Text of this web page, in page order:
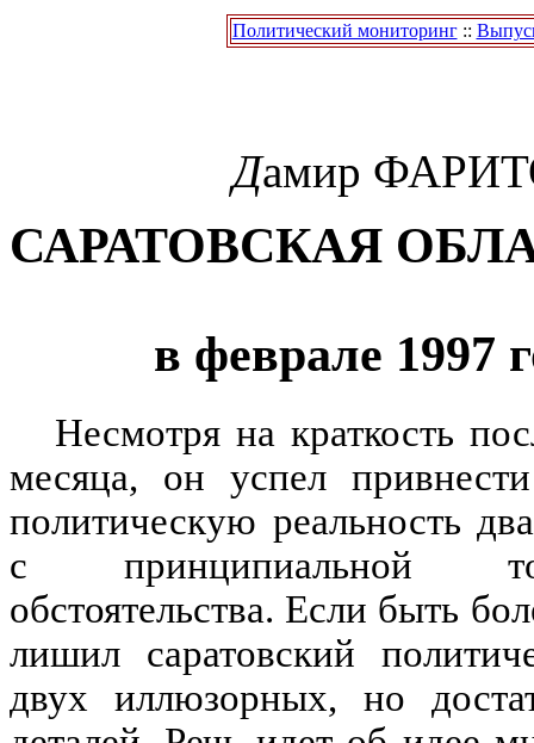
Политический мониторинг::
Дамир
САРАТОВСКАЯ
в феврале 1997
Несмотря на краткость
месяца, он успел
политическую реальность
с принципиальной
обстоятельства. Если быть
лишил саратовский
двух иллюзорных, но